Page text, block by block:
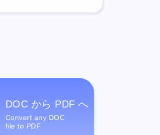
DOC から PDF へ
Convert any DOC
file to PDF